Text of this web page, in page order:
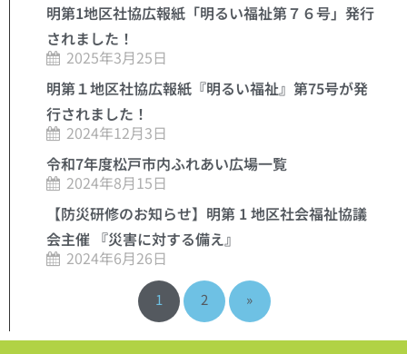
明第1地区社協広報紙「明るい福祉第７６号」発行
されました！
2025年3月25日
明第１地区社協広報紙『明るい福祉』第75号が発
行されました！
2024年12月3日
令和7年度松戸市内ふれあい広場一覧
2024年8月15日
【防災研修のお知らせ】明第 1 地区社会福祉協議
会主催 『災害に対する備え』
2024年6月26日
1 2 »